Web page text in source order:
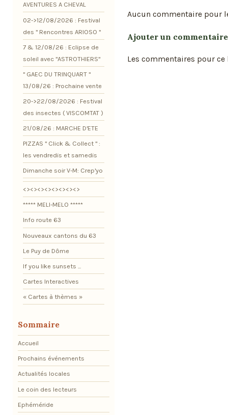
Aucun commentaire pour
Ajouter un commentaire
Les commentaires pour
AVENTURES A CHEVAL
02->12/08/2026 : Festival
des " Rencontres ARIOSO "
7 & 12/08/26 : Eclipse de
soleil avec "ASTROTHIERS"
" GAEC DU TRINQUART "
13/08/26 : Prochaine vente
20->22/08/2026 : Festival
des insectes ( VISCOMTAT )
21/08/26 : MARCHE D'ETE
PIZZAS " Click & Collect " :
les vendredis et samedis
Dimanche soir V-M: Crep'yo
<><><><><><><><>
***** MELI-MELO *****
Info route 63
Nouveaux cantons du 63
Le Puy de Dôme
If you like sunsets ...
Cartes Interactives
« Cartes à thèmes »
Sommaire
Accueil
Prochains événements
Actualités locales
Le coin des lecteurs
Ephéméride